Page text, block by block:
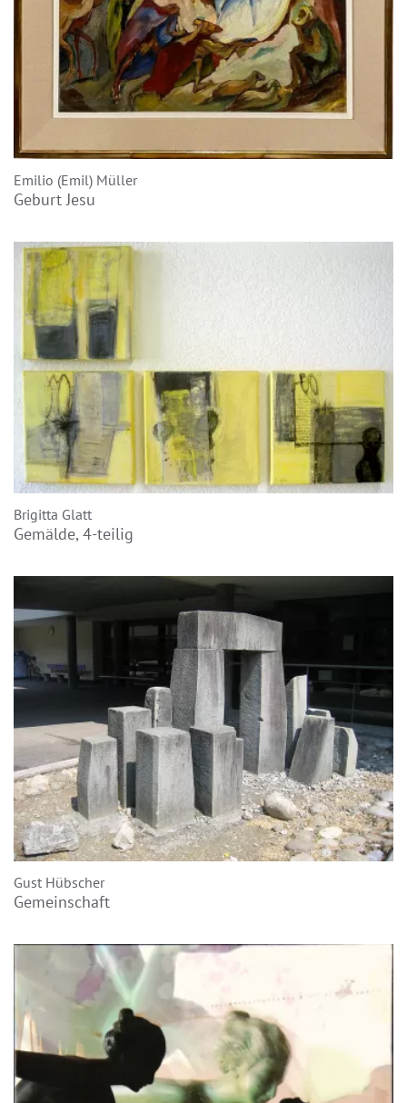
Emilio (Emil) Müller
Geburt Jesu
Brigitta Glatt
Gemälde, 4-teilig
Gust Hübscher
Gemeinschaft